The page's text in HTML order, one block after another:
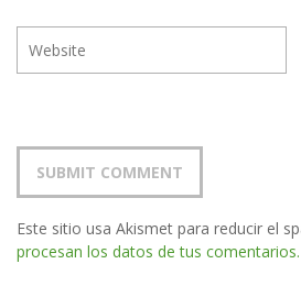
Este sitio usa Akismet para reducir el
procesan los datos de tus comentarios.